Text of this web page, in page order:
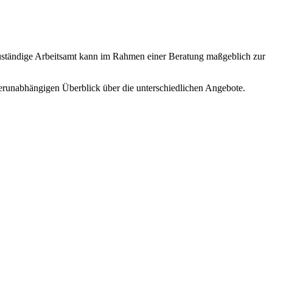
Arbeitsamt kann im Rahmen einer Beratung maßgeblich zur
Überblick über die unterschiedlichen Angebote.